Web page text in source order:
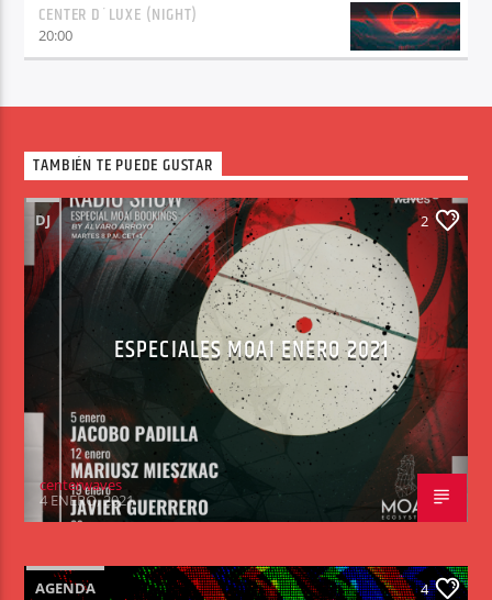
CENTER D´LUXE (NIGHT)
20:00
TAMBIÉN TE PUEDE GUSTAR
DJ 2
ESPECIALES MOAI ENERO 2021
centerwaves
4 ENERO, 2021
AGENDA 4